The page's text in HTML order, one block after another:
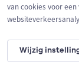
200 m
van cookies voor
Wijzig